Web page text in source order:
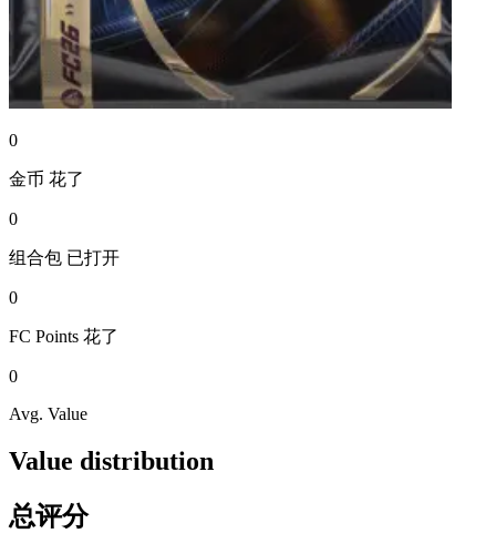
0
金币 花了
0
组合包 已打开
0
FC Points 花了
0
Avg. Value
Value distribution
总评分